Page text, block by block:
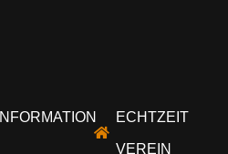
INFORMATION ECHTZEIT
VEREIN